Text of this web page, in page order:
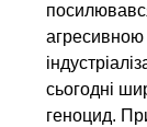
агресивною
сьогодні
геноцид.